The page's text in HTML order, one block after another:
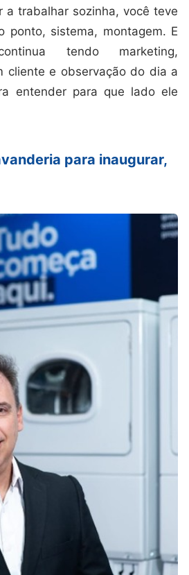
a trabalhar sozinha, você teve
ponto, sistema, montagem. E
tendo marketing,
cliente e observação do dia a
entender para que lado ele
para inaugurar,